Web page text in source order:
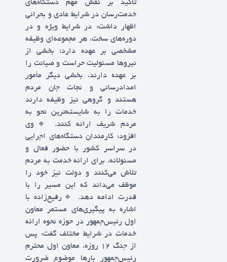
خدمت‌رسان در شرایط عادی و بحرانی
اظهار داشت: در شرایط ویژه و در
دوره‌های سخت، هر مجموعه‌ای وظیفه
مشخصی بر عهده دارد؛ بخشی از
نیروها مسئولیت حراست و صیانت را
بر عهده دارند، بخشی دیگر مأمور
امدادرسانی و نجات جان مردم
هستند و گروهی نیز وظیفه دارند
خدمات را به شایسته‌ترین نحو به
مردم شریف ارائه کنند. 🔹️وی
افزود: کارمندان دستگاه‌های اجرایی
در سراسر کشور با حضور فعال و
مسئولانه، برای ارائه خدمت به مردم
تلاش می‌کنند و دولت نیز خود را
موظف می‌داند که این مسیر را با
قدرت ادامه دهد. 🔹️رفیع‌زاده با
اشاره به پیگیری‌های مستمر معاون
اول رئیس‌جمهور در حوزه نحوه ارائه
خدمات در شرایط مختلف گفت: پس
از جنگ ۱۲ روزه، معاون اول محترم
رئیس‌جمهور بارها موضوع ضرورت